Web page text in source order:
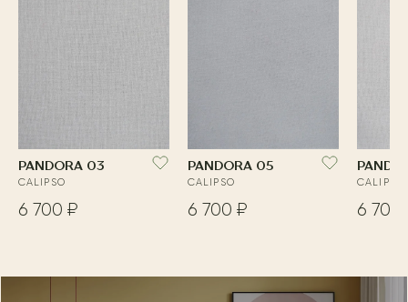
PANDORA 03
CALIPSO
6 700 ₽
PANDORA 05
CALIPSO
6 700 ₽
CALIPSO
6 700